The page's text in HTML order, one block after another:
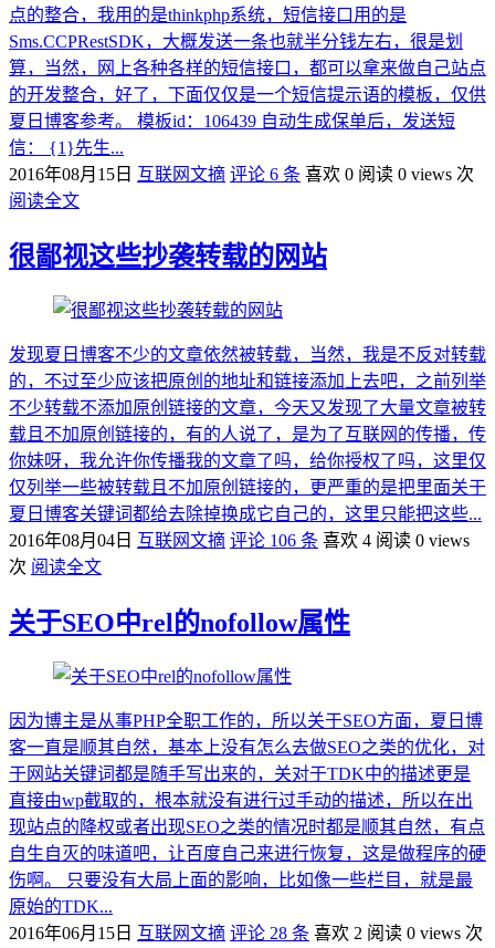
点的整合，我用的是thinkphp系统，短信接口用的是
Sms.CCPRestSDK，大概发送一条也就半分钱左右，很是划
算，当然，网上各种各样的短信接口，都可以拿来做自己站点
的开发整合，好了，下面仅仅是一个短信提示语的模板，仅供
夏日博客参考。 模板id：106439 自动生成保单后，发送短
信： {1}先生...
2016年08月15日 互联网文摘 评论 6 条 喜欢 0 阅读 0 views 次
阅读全文
很鄙视这些抄袭转载的网站
发现夏日博客不少的文章依然被转载，当然，我是不反对转载
的，不过至少应该把原创的地址和链接添加上去吧，之前列举
不少转载不添加原创链接的文章，今天又发现了大量文章被转
载且不加原创链接的，有的人说了，是为了互联网的传播，传
你妹呀，我允许你传播我的文章了吗，给你授权了吗，这里仅
仅列举一些被转载且不加原创链接的，更严重的是把里面关于
夏日博客关键词都给去除掉换成它自己的，这里只能把这些...
2016年08月04日 互联网文摘 评论 106 条 喜欢 4 阅读 0 views
次 阅读全文
关于SEO中rel的nofollow属性
因为博主是从事PHP全职工作的，所以关于SEO方面，夏日博
客一直是顺其自然，基本上没有怎么去做SEO之类的优化，对
于网站关键词都是随手写出来的，关对于TDK中的描述更是
直接由wp截取的，根本就没有进行过手动的描述，所以在出
现站点的降权或者出现SEO之类的情况时都是顺其自然，有点
自生自灭的味道吧，让百度自己来进行恢复，这是做程序的硬
伤啊。 只要没有大局上面的影响，比如像一些栏目，就是最
原始的TDK...
2016年06月15日 互联网文摘 评论 28 条 喜欢 2 阅读 0 views 次